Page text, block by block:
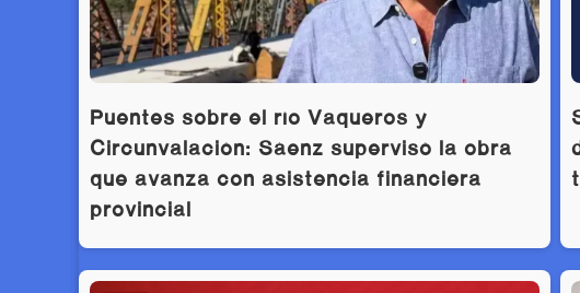
Puentes sobre el río Vaqueros y
Circunvalación: Sáenz supervisó la obra
que avanza con asistencia financiera
provincial